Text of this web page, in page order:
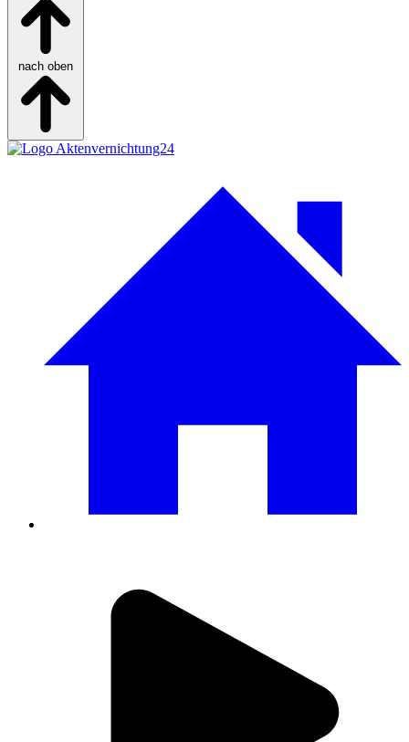
nach oben